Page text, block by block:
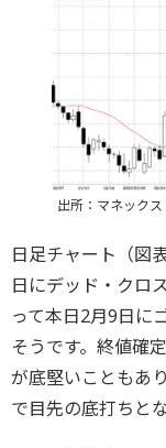
出所：マネック
日足チャート（図
日にデッド・クロ
って本日2月9日に
そうです。終値確
が底堅いこともあ
で目先の底打ちと